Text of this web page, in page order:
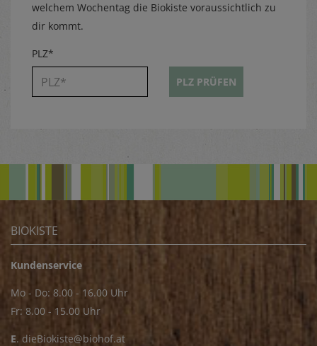
welchem Wochentag die Biokiste voraussichtlich zu
dir kommt.
PLZ*
PLZ PRÜFEN
BIOKISTE
Kundenservice
Mo - Do: 8.00 - 16.00 Uhr
Fr: 8.00 - 15.00 Uhr
E. dieBiokiste@biohof.at